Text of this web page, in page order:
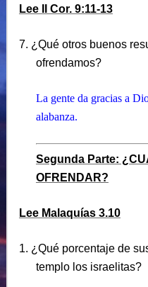
Lee II Cor. 9:11-13
7. ¿Qué otros buenos
ofrendamos?
La gente da gracias a
alabanza.
Segunda Parte:
OFRENDAR?
Lee Malaquías 3.10
1. ¿Qué porcentaje de
templo los israelitas?